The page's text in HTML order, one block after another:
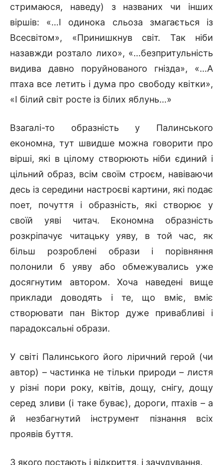
стримаюся, наведу) з названих чи інших
віршів: «…І одинока сльоза змагається із
Всесвітом», «Принишкнув світ. Так ніби
назавжди розтало лихо», «…безпритульність
видива давно поруйнованого гнізда», «…А
птаха все летить і дума про свободу квітки»,
«І білий світ росте із білих яблунь…»
Взагалі-то образність у Палинського
економна, тут швидше можна говорити про
вірші, які в цілому створюють ніби єдиний і
цільний образ, всім своїм строєм, навіваючи
десь із середини настроєві картини, які подає
поет, почуття і образність, які створює у
своїй уяві читач. Економна образність
розкріпачує читацьку уяву, в той час, як
більш розроблені образи і порівняння
полонили б уяву або обмежувались уже
досягнутим автором. Хоча наведені вище
приклади доводять і те, що вміє, вміє
створювати пан Віктор дуже привабливі і
парадоксальні образи.
У світі Палинського його ліричний герой (чи
автор) – частинка не тільки природи – листя
у різні пори року, квітів, дощу, снігу, дощу
серед зливи (і таке буває), дороги, птахів – а
й незбагнутий інструмент пізнання всіх
проявів буття.
З якого постають і відкриття, і зачудування.